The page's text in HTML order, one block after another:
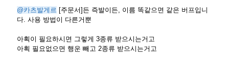
@카츠발게르 [주문서]든 즉발이든, 이름 똑같으면 같은 버프입니
다. 사용 방법이 다른거뿐
아획이 필요하시면 그렇게 3종류 받으시는거고
아획 필요없으면 행운 빼고 2종류 받으시는거고